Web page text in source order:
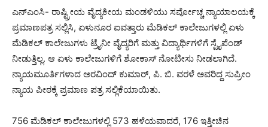
ಎನ್‍ಎಂಸಿ- ರಾಷ್ಟ್ರೀಯ ವೈದ್ಯಕೀಯ ಮಂಡಳಿಯು ಸರ್ವೋಚ್ಚ ನ್ಯಾಯಾಲಯಕ್ಕೆ
ಪ್ರಮಾಣಪತ್ರ ಸಲ್ಲಿಸಿ, ಏಳುನೂರ ಐವತ್ತಾರು ಮೆಡಿಕಲ್ ಕಾಲೇಜುಗಳಲ್ಲಿ ಏಳು
ಮೆಡಿಕಲ್ ಕಾಲೇಜುಗಳು ಟ್ರೈನೀ ವೈದ್ಯರಿಗೆ ಮತ್ತು ವಿದ್ಯಾರ್ಥಿಗಳಿಗೆ ಸ್ಟೈಪೆಂಡ್
ನೀಡುತ್ತಿಲ್ಲ. ಆ ಏಳು ಕಾಲೇಜುಗಳಿಗೆ ಶೋಕಾಸ್ ನೋಟೀಸು ನೀಡಲಾಗಿದೆ.
ನ್ಯಾಯಮೂರ್ತಿಗಳಾದ ಅರವಿಂದ್ ಕುಮಾರ್, ಪಿ. ಬಿ. ವರಳೆ ಅವರಿದ್ದ ಸುಪ್ರೀಂ
ನ್ಯಾಯ ಪೀಠಕ್ಕೆ ಪ್ರಮಾಣ ಪತ್ರ ಸಲ್ಲಿಕೆಯಾಯಿತು.
756 ಮೆಡಿಕಲ್ ಕಾಲೇಜುಗಳಲ್ಲಿ 573 ಹಳೆಯವಾದರೆ, 176 ಇತ್ತೀಚಿನ